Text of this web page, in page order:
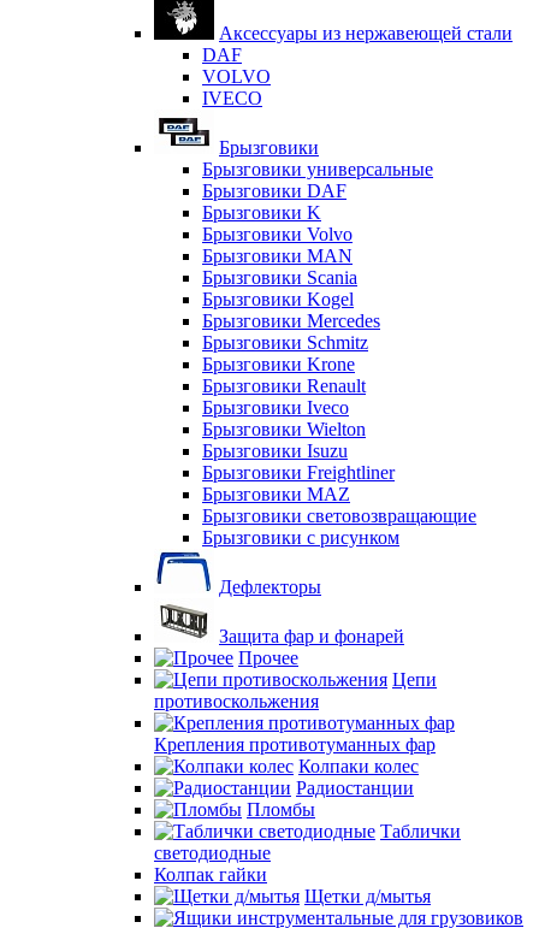
Аксессуары из нержавеющей стали
DAF
VOLVO
IVECO
Брызговики
Брызговики универсальные
Брызговики DAF
Брызговики K
Брызговики Volvo
Брызговики MAN
Брызговики Scania
Брызговики Kogel
Брызговики Mercedes
Брызговики Schmitz
Брызговики Krone
Брызговики Renault
Брызговики Iveco
Брызговики Wielton
Брызговики Isuzu
Брызговики Freightliner
Брызговики MAZ
Брызговики световозвращающие
Брызговики с рисунком
Дефлекторы
Защита фар и фонарей
Прочее
Цепи
противоскольжения
Крепления противотуманных фар
Колпаки колес
Радиостанции
Пломбы
Таблички
светодиодные
Колпак гайки
Щетки д/мытья